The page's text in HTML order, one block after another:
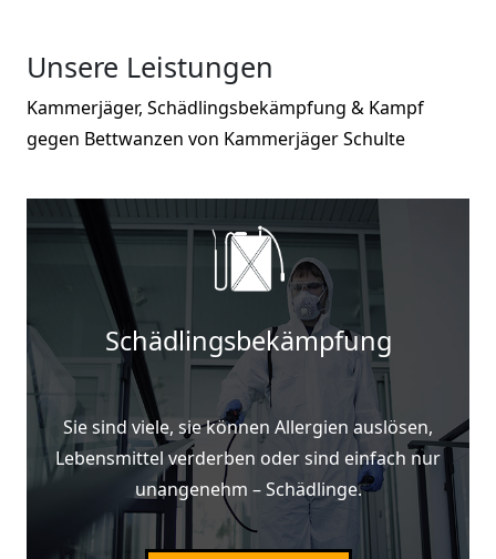
Unsere Leistungen
Kammerjäger, Schädlingsbekämpfung & Kampf
gegen Bettwanzen von Kammerjäger Schulte
Schädlingsbekämpfung
Sie sind viele, sie können Allergien auslösen,
Lebensmittel verderben oder sind einfach nur
unangenehm – Schädlinge.